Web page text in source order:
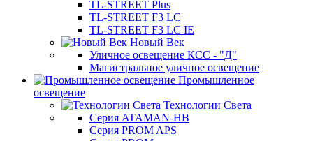
TL-STREET Plus
TL-STREET F3 LC
TL-STREET F3 LC IE
Новый Век
Уличное освещение КСС - "Д"
Магистральное уличное освещение
Промышленное
освещение
Технологии Света
Серия ATAMAN-HB
Серия PROM APS